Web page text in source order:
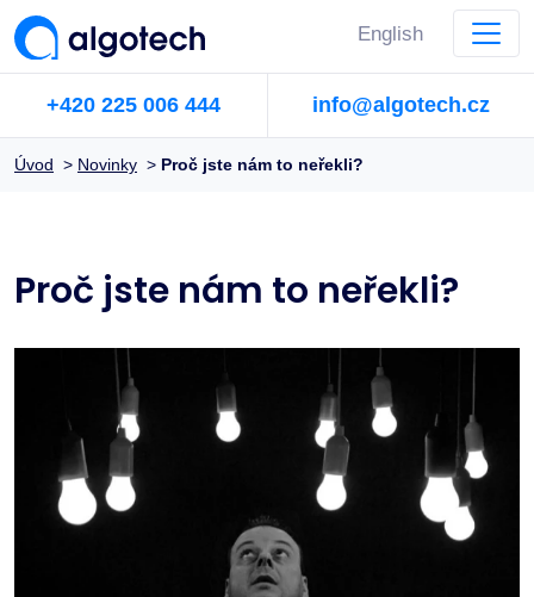
English
+420 225 006 444 info@algotech.cz
Úvod > Novinky > Proč jste nám to neřekli?
Proč jste nám to neřekli?